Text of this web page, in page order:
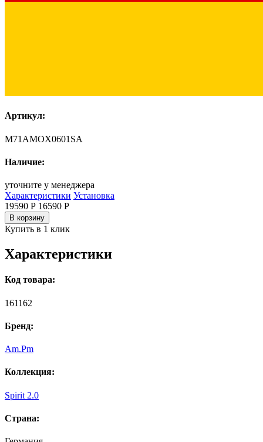
Артикул:
M71AMOX0601SA
Наличие:
уточните у менеджера
Характеристики Установка
19590 Р 16590 Р
В корзину
Купить в 1 клик
Характеристики
Код товара:
161162
Бренд:
Am.Pm
Коллекция:
Spirit 2.0
Страна: